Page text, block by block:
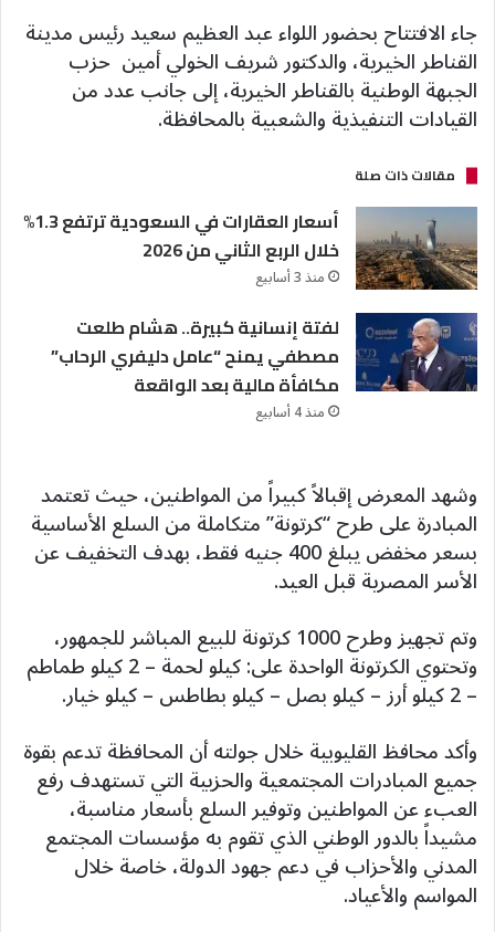
جاء الافتتاح بحضور اللواء عبد العظيم سعيد رئيس مدينة
القناطر الخيرية، والدكتور شريف الخولي أمين حزب
الجبهة الوطنية بالقناطر الخيرية، إلى جانب عدد من
القيادات التنفيذية والشعبية بالمحافظة.
مقالات ذات صلة
أسعار العقارات في السعودية ترتفع 1.3%
خلال الربع الثاني من 2026
منذ 3 أسابيع
لفتة إنسانية كبيرة.. هشام طلعت
مصطفي يمنح “عامل دليفري الرحاب”
مكافأة مالية بعد الواقعة
منذ 4 أسابيع
وشهد المعرض إقبالاً كبيراً من المواطنين، حيث تعتمد
المبادرة على طرح “كرتونة” متكاملة من السلع الأساسية
بسعر مخفض يبلغ 400 جنيه فقط، بهدف التخفيف عن
الأسر المصرية قبل العيد.
وتم تجهيز وطرح 1000 كرتونة للبيع المباشر للجمهور،
وتحتوي الكرتونة الواحدة على: كيلو لحمة – 2 كيلو طماطم
– 2 كيلو أرز – كيلو بصل – كيلو بطاطس – كيلو خيار.
وأكد محافظ القليوبية خلال جولته أن المحافظة تدعم بقوة
جميع المبادرات المجتمعية والحزبية التي تستهدف رفع
العبء عن المواطنين وتوفير السلع بأسعار مناسبة،
مشيداً بالدور الوطني الذي تقوم به مؤسسات المجتمع
المدني والأحزاب في دعم جهود الدولة، خاصة خلال
المواسم والأعياد.